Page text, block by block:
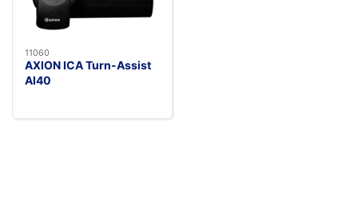
11060
AXION ICA Turn-Assist
AI40